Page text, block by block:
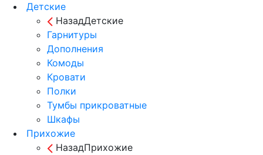
Детские
НазадДетские
Гарнитуры
Дополнения
Комоды
Кровати
Полки
Тумбы прикроватные
Шкафы
Прихожие
НазадПрихожие